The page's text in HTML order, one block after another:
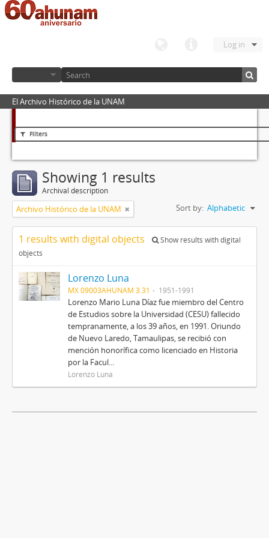
Log in
El Archivo Histórico de la UNAM
Filters
Showing 1 results
Archival description
Archivo Histórico de la UNAM Sort by: Alphabetic
1 results with digital objects
Show results with digital
objects
Lorenzo Luna
MX 09003AHUNAM 3.31 1951-1991
Lorenzo Mario Luna Díaz fue miembro del Centro
de Estudios sobre la Universidad (CESU) fallecido
tempranamente, a los 39 años, en 1991. Oriundo
de Nuevo Laredo, Tamaulipas, se recibió con
mención honorífica como licenciado en Historia
por la Facul...
Lorenzo Luna